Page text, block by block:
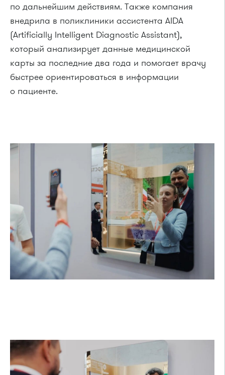
по дальнейшим действиям. Также компания
внедрила в поликлиники ассистента AIDA
(Artificially Intelligent Diagnostic Assistant),
который анализирует данные медицинской
карты за последние два года и помогает врачу
быстрее ориентироваться в информации
о пациенте.